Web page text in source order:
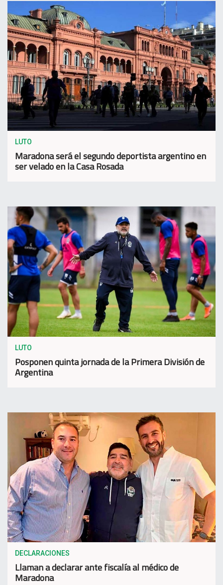
LUTO
Maradona será el segundo deportista argentino en
ser velado en la Casa Rosada
LUTO
Posponen quinta jornada de la Primera División de
Argentina
DECLARACIONES
Llaman a declarar ante fiscalía al médico de
Maradona